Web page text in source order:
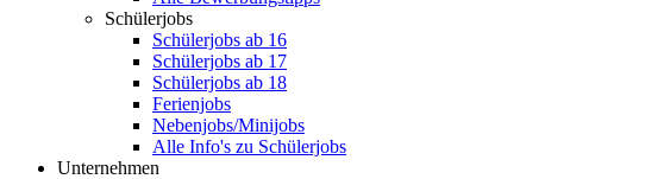
Schülerjobs
Schülerjobs ab 16
Schülerjobs ab 17
Schülerjobs ab 18
Ferienjobs
Nebenjobs/Minijobs
Alle Info's zu Schülerjobs
Unternehmen